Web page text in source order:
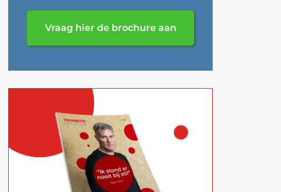
Vraag hier de brochure aan